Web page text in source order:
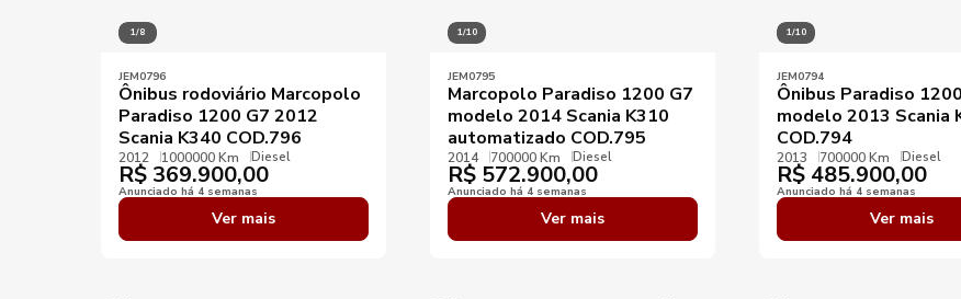
1/8
JEM0796
Ônibus rodoviário Marcopolo
Paradiso 1200 G7 2012
Scania K340 COD.796
2012 1000000 Km Diesel
R$ 369.900,00
Anunciado há 4 semanas
Ver mais
1/10
JEM0795
Marcopolo Paradiso 1200 G7
modelo 2014 Scania K310
automatizado COD.795
2014 700000 Km Diesel
R$ 572.900,00
Anunciado há 4 semanas
Ver mais
1/10
JEM0794
Ônibus Paradiso
modelo 2013 Scania
COD.794
2013 700000 Km Diesel
R$ 485.900,00
Anunciado há 4 semanas
Ver mais